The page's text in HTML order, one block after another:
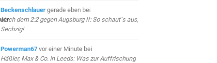
Beckenschlauer gerade ebenbei
Nach dem 2:2 gegen Augsburg II: So schaut`s aus,
Sechzig!
Powerman67 vor einer Minutebei
Häßler, Max & Co. in Leeds: Was zur Auffrischung